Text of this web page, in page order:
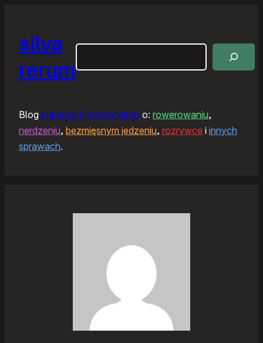
silva
rerum
Blog Łukasza Horodeckiego o: rowerowaniu,
nerdzeniu, bezmięsnym jedzeniu, rozrywce i innych
sprawach.